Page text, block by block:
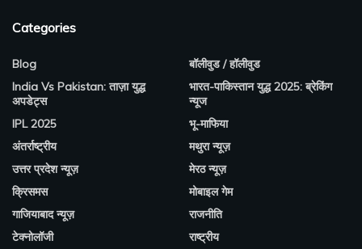
Categories
Blog
India Vs Pakistan: ताज़ा युद्ध
अपडेट्स
IPL 2025
अंतर्राष्ट्रीय
उत्तर प्रदेश न्यूज़
क्रिसमस
गाजियाबाद न्यूज़
टेक्नोलॉजी
बॉलीवुड / हॉलीवुड
भारत-पाकिस्तान युद्ध 2025: ब्रेकिंग
न्यूज
भू-माफिया
मथुरा न्यूज़
मेरठ न्यूज़
मोबाइल गेम
राजनीति
राष्ट्रीय